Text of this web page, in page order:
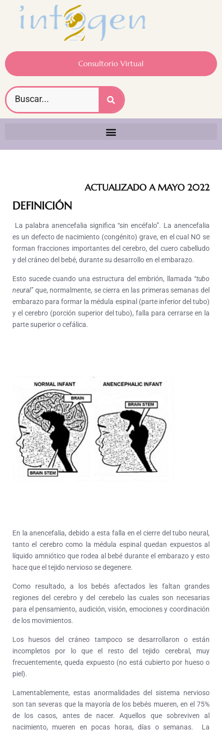
Consultorio Virtual
ACTUALIZADO A MAYO 2022
DEFINICIÓN
La palabra anencefalia significa “sin encéfalo”. La anencefalia
es un defecto de nacimiento (congénito) grave, en el cual NO se
forman fracciones importantes del cerebro, del cuero cabelludo
y del cráneo del bebé, durante su desarrollo en el embarazo.
Esto sucede cuando una estructura del embrión, llamada “tubo
neural”que, normalmente, se cierra en las primeras semanas del
embarazo para formar la médula espinal (parte inferior del tubo)
y el cerebro (porción superior del tubo), falla para cerrarse en la
parte superior o cefálica.
En la anencefalia, debido a esta falla en el cierre del tubo neural,
tanto el cerebro como la médula espinal quedan expuestos al
líquido amniótico que rodea al bebé durante el embarazo y esto
hace que el tejido nervioso se degenere.
Como resultado, a los bebés afectados les faltan grandes
regiones del cerebro y del cerebelo las cuales son necesarias
para el pensamiento, audición, visión, emociones y coordinación
de los movimientos.
Los huesos del cráneo tampoco se desarrollaron o están
incompletos por lo que el resto del tejido cerebral, muy
frecuentemente, queda expuesto (no está cubierto por hueso o
piel).
Lamentablemente, estas anormalidades del sistema nervioso
son tan severas que la mayoría de los bebés mueren, en el 75%
de los casos, antes de nacer. Aquellos que sobreviven al
nacimiento, mueren en pocas horas, días o semanas. La